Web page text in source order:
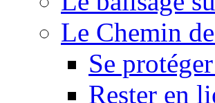
Le Chemin
Se
Rester en